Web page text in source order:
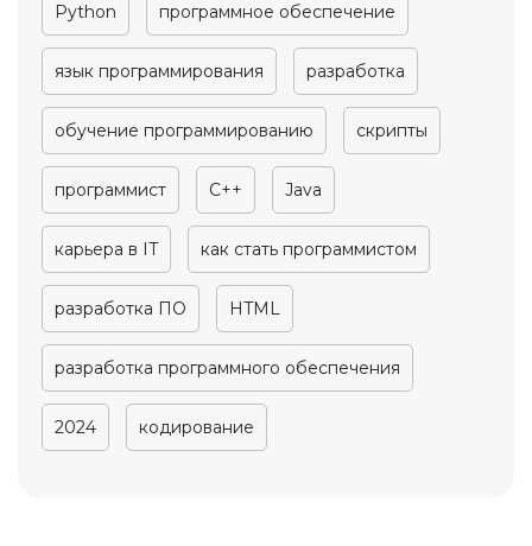
Python программное обеспечение
язык программирования разработка
обучение программированию скрипты
программист C++ Java
карьера в IT как стать программистом
разработка ПО HTML
разработка программного обеспечения
2024 кодирование